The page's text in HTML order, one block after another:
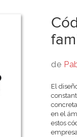
de
El
en el
estos